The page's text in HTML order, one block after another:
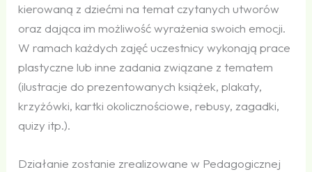
kierowaną z dziećmi na temat czytanych utworów
oraz dająca im możliwość wyrażenia swoich emocji.
W ramach każdych zajęć uczestnicy wykonają prace
plastyczne lub inne zadania związane z tematem
(ilustracje do prezentowanych książek, plakaty,
krzyżówki, kartki okolicznościowe, rebusy, zagadki,
quizy itp.).
Działanie zostanie zrealizowane w Pedagogicznej